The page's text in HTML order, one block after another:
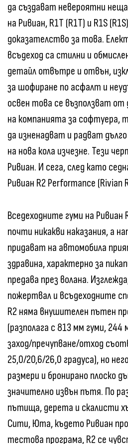
да създават невероятни
на Ривиан, R1T (R1T) и R1S
доказателство за това.
всъдеход са стилни и
детайл отвътре и отвън,
за шофиране по асфалт и
освен това се възползват от
на компанията за софтуера,
да изненадват и радват
на нова кола изчезне. Тези
Ривиан. И сега, след като
Ривиан R2 Performance (Rivian
Всeдеходните гуми на Ривиан
почти никакви наказания, а
придават на автомобила
здравина, характерно за
предава през волана.
пожертвал и всъдеходните
R2 няма внушителен пътен
(разполага с 813 мм гуми, 244
заход/пречупване/отход
25,0/20,6/26,0 градуса), но
размери и бронирано плоско
значително извън пътя. По
пътища, дерета и скалисти
Сити, Юта, където Ривиан
тестова програма, R2 се